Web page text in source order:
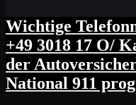
Wichtige
+49 3018 17 O/
der
National 911